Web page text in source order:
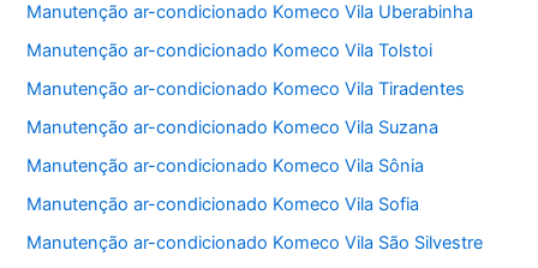
Manutenção ar-condicionado Komeco Vila Uberabinha
Manutenção ar-condicionado Komeco Vila Tolstoi
Manutenção ar-condicionado Komeco Vila Tiradentes
Manutenção ar-condicionado Komeco Vila Suzana
Manutenção ar-condicionado Komeco Vila Sônia
Manutenção ar-condicionado Komeco Vila Sofia
Manutenção ar-condicionado Komeco Vila São Silvestre